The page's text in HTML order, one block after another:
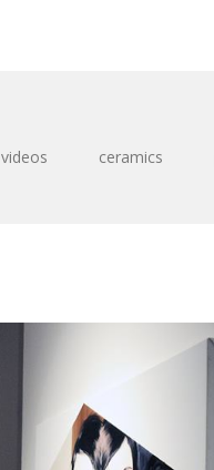
videos ceramics